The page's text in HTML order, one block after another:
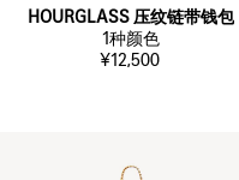
HOURGLASS 压纹链带钱包
1种颜色
¥12,500